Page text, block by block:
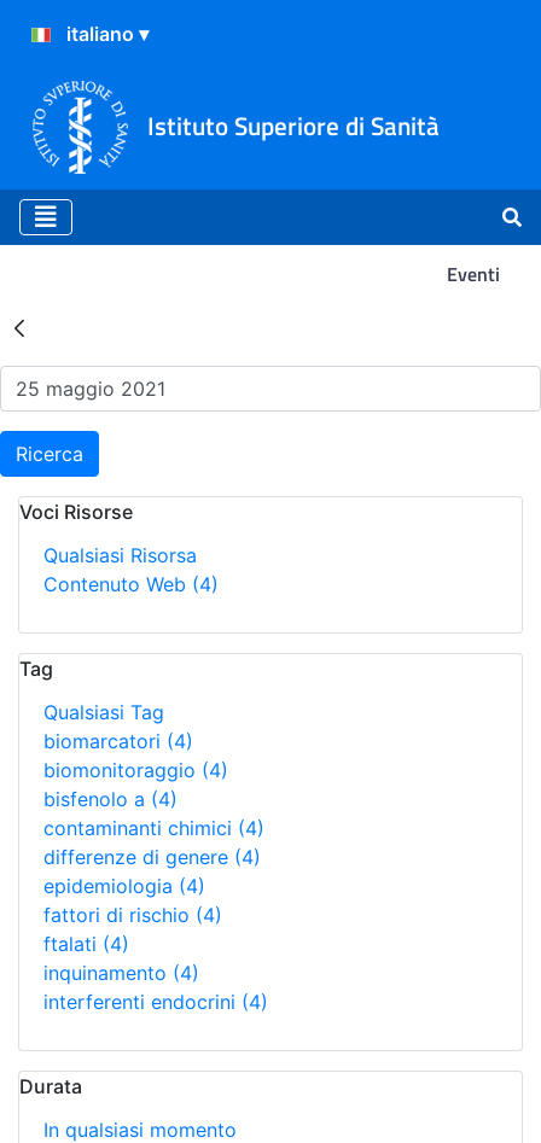
Istituto Superiore di Sanità
Eventi
Risultati della Ricerca -
Ricerca
Voci Risorse
Qualsiasi Risorsa
Contenuto Web (4)
Tag
Qualsiasi Tag
biomarcatori (4)
biomonitoraggio (4)
bisfenolo a (4)
contaminanti chimici (4)
differenze di genere (4)
epidemiologia (4)
fattori di rischio (4)
ftalati (4)
inquinamento (4)
interferenti endocrini (4)
Durata
In qualsiasi momento